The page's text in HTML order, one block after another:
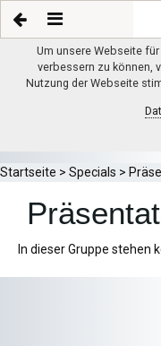
Um unsere Webseite
verbessern zu können,
Nutzung der Webseite
Startseite > Specials >
In dieser Gruppe stehen